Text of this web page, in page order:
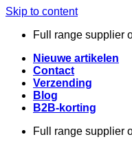
Skip to content
Full range supplier
Nieuwe artikelen
Contact
Verzending
Blog
B2B-korting
Full range supplier